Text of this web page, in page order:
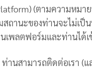
(ตามความหมา
านะของท่านจะไม่เป็
พลตฟอร์มและท่านได้
นสามารถติดต่อเรา (แ